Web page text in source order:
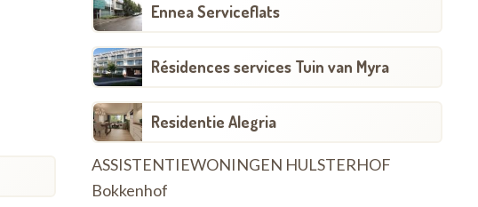
Ennea Serviceflats
Résidences services Tuin van Myra
Residentie Alegria
ASSISTENTIEWONINGEN HULSTERHOF
Bokkenhof